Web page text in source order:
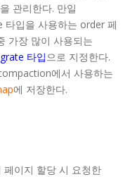
관리한다. 만일
입을 사용하는 order 페
가장 많이 사용되는
타입 으로 지정한다.
에서 사용하는
에 저장한다.
페이지 할당 시 요청한